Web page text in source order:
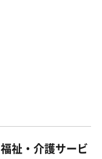
祉・介護サービ